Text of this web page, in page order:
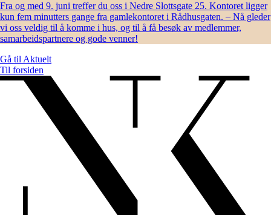
Fra og med 9. juni treffer du oss i Nedre Slottsgate 25. Kontoret ligger
kun fem minutters gange fra gamlekontoret i Rådhusgaten. – Nå gleder
vi oss veldig til å komme i hus, og til å få besøk av medlemmer,
samarbeidspartnere og gode venner!
Gå til Aktuelt
Til forsiden